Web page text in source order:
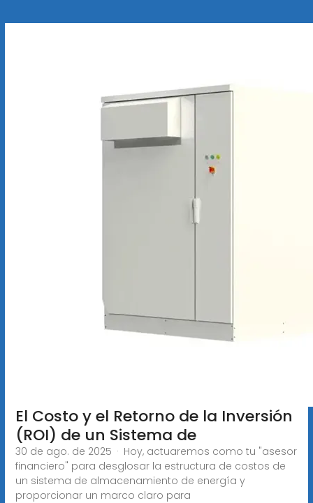
El Costo y el Retorno de la Inversión
(ROI) de un Sistema de
30 de ago. de 2025 · Hoy, actuaremos como tu "asesor
financiero" para desglosar la estructura de costos de
un sistema de almacenamiento de energía y
proporcionar un marco claro para